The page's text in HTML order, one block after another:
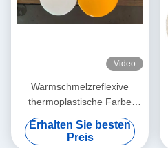
Video
Warmschmelzreflexive
thermoplastische Farbe
Wetterbeständig für die
Straßenmarkierung auf
Erhalten Sie besten
Preis